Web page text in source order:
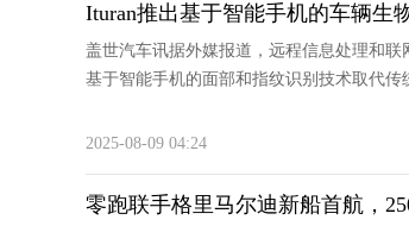
Ituran推出基于智能手机的车辆生
盖世汽车讯据外媒报道，远程信息处理和
基于智能手机的面部和指纹识别技术取代
2025-08-09 04:24
零跑联手格里马尔迪新船首航，